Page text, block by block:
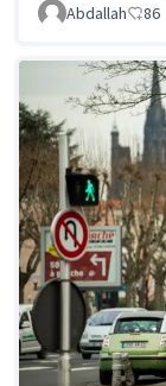
Abdallah
86